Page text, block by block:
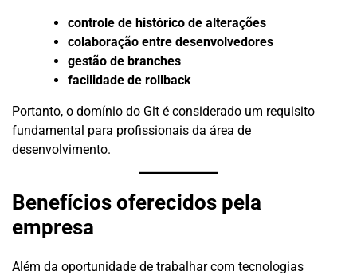
controle de histórico de alterações
colaboração entre desenvolvedores
gestão de branches
facilidade de rollback
Portanto, o domínio do Git é considerado um requisito
fundamental para profissionais da área de
desenvolvimento.
Benefícios oferecidos pela
empresa
Além da oportunidade de trabalhar com tecnologias